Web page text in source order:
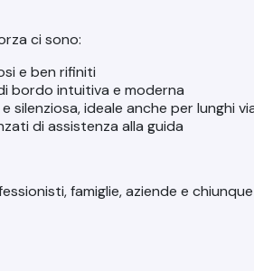
ci sono:
e ben rifiniti
bordo intuitiva e moderna
silenziosa, ideale anche per lunghi
di assistenza alla guida
famiglie, aziende e